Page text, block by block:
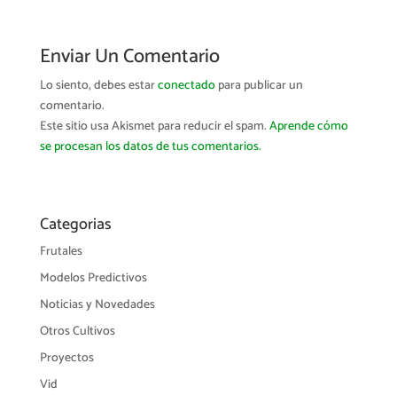
Enviar Un Comentario
Lo siento, debes estarconectadopara publicar un
comentario.
Este sitio usa Akismet para reducir el spam.Aprende cómo
se procesan los datos de tus comentarios.
Categorias
Frutales
Modelos Predictivos
Noticias y Novedades
Otros Cultivos
Proyectos
Vid